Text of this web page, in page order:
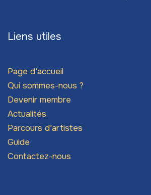
Liens utiles
Page d'accueil
Qui sommes-nous ?
Devenir membre
Actualités
Parcours d'artistes
Guide
Contactez-nous